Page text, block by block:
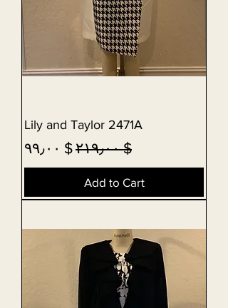
Lily and Taylor 2471A
Regular Price
$ ۲۱۹٫۰۰ Sale Price
$ ۹۹٫۰۰
Add to Cart